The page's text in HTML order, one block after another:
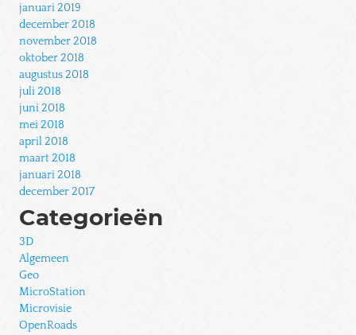
januari 2019
december 2018
november 2018
oktober 2018
augustus 2018
juli 2018
juni 2018
mei 2018
april 2018
maart 2018
januari 2018
december 2017
Categorieën
3D
Algemeen
Geo
MicroStation
Microvisie
OpenRoads